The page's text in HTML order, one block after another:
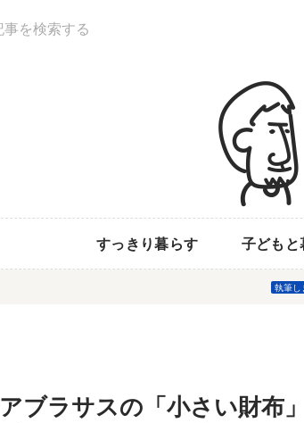
すっきり暮らす 子どもと
執筆し
アブラサスの「小さい財布